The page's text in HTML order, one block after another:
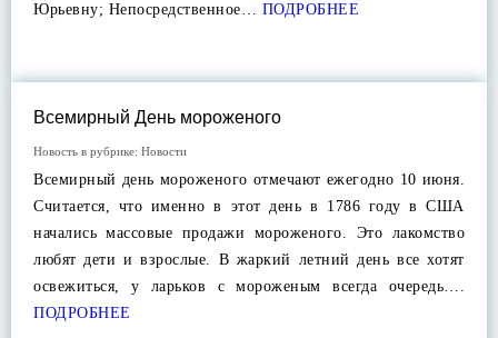
Юрьевну; Непосредственное… ПОДРОБНЕЕ
Всемирный День мороженого
Новость в рубрике: Новости
Всемирный день мороженого отмечают ежегодно 10 июня.
Считается, что именно в этот день в 1786 году в США
начались массовые продажи мороженого. Это лакомство
любят дети и взрослые. В жаркий летний день все хотят
освежиться, у ларьков с мороженым всегда очередь….
ПОДРОБНЕЕ